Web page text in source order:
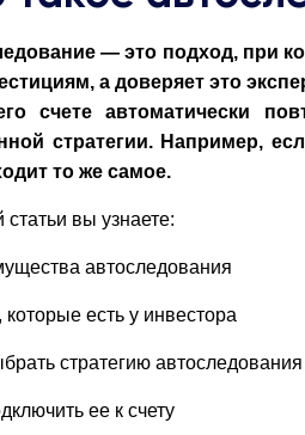
— это подход, при
а доверяет это
счете автоматически
стратегии. Например,
то же самое.
статьи вы узнаете:
автоследования
которые есть у инвестора
стратегию автоследования
ее к счету